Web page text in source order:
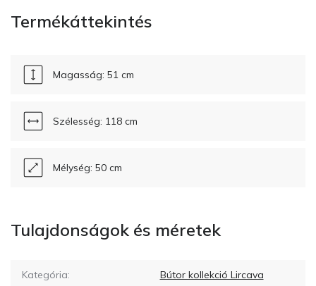
Termékáttekintés
Magasság: 51 cm
Szélesség: 118 cm
Mélység: 50 cm
Tulajdonságok és méretek
Kategória: Bútor kollekció Lircava